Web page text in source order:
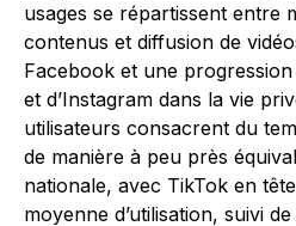
usages se répartissent entre
contenus et diffusion de
Facebook et une
et d’Instagram dans la vie
utilisateurs consacrent du
de manière à peu près
nationale, avec TikTok en
moyenne d’utilisation, suivi